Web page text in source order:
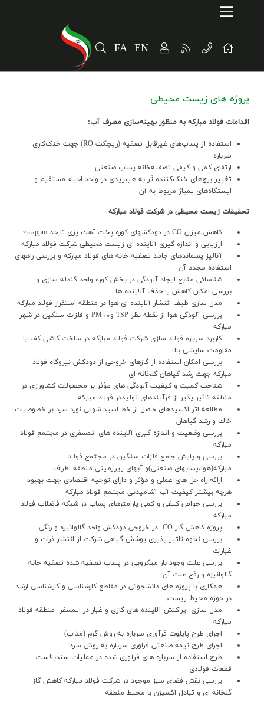
EN
FA
ارتباطات و توسعه برند سازمانی
پروژه های زیست محیطی
اقدامات فولاد مبارکه به منظور بهینه‌سازی مصرف آب:
استفاده از پساب‌های غیرقابل تصفیه (ریجکت RO) جهت خنک‌کاری
سرباره
ارتقای کمی و کیفی تصفیه‌خانه پساب صنعتی
تغییر برج‌های خنک‌کننده تَر به هیبریدی در واحد احیاء مستقیم و
ایستگاه‌های پمپاژ مربوط به آن
تحقيقات زيست محيطي در شرکت فولاد مبارکه
كاهش ميزان CO در دودكشهاي كوره پخت آهك پزي تا حد 200ppm
ارزيابي و اندازه گيري آلاينده اي زيست محيطي شركت فولاد مباركه
آناليز پسماندهاي جامد تصفيه خانه هاي فولاد مباركه و بررسي راههاي
استفاده مجدد آن
شناسائي منابع ايجاد آلودگي در بخش كوره واحد گندله سازي و
بررسي امكان كاهش يا حذف آلاينده ها
مدل سازي طيف انتشار آلاينده اي هوا در منطقه استقرار فولاد مباركه
بررسي آلودگي هوا از نقطه نظر TSP وPM10 و فلزات سنگين در شهر
مباركه
كاربرد سرباره فولاد سازي شركت فولاد مباركه در ساخت كاشي كف يا
مقاومت سايشي بالا
بررسي امكان استفاده از گازهاي خروجي از دودكش نيروگاه فولاد
مباركه جهت رشد گياهان گلخانه اي
شناخت كميت و كيفيت آلودگي هاي مؤثر بر محصولات كشاورزي در
منطقه تاثير پذير از فرآيندهاي توليددر فولاد مباركه
مطالعه اثر اكسيدهاي حاصل از خط اسيد شوئي نورد سرد بر خصوصيات
خاك و رشد گياهان
بررسي وضعيت و اندازه گيري آلاينده هاي اتمسفري در مجتمع فولاد
مباركه
بررسي و پايش جامع فلزات سنگين در مجتمع فولاد
مباركه(هوا،پسابهاي صنعتي)و آبهاي زيرزميني منطقه اطراف
ارائه راه حل هاي عملي و مؤثر و داراي توجيه اقتصادي جهت بهبود
هرچه بيشتر كيفيت آب آشاميدني مجتمع فولاد مباركه
بررسي خواص كيفي و كمي پارامترهاي پساب در شبكه فاضلاب فولاد
مباركه
پروژه کاهش گاز CO در خروجي دودکش واحد گالوانيزه و رنگي
بررسي نحوه تاثير پذيري پوشش گياهي شرکت از انتشار ذرات و
غبارات
بررسي علت وجود بار ميکروبي در پساب تصفيه شده تصفيه خانه
گالوانيزه و رفع علت آن
همکاري با پروژه هاي دانشجوئي در مقاطع کارشناسي و کارشناسي ارشد
در حوزه محيط زيست
مدل سازي پراکنش آلاينده هاي گازي و غبار در اتمسفر منطقه فولاد
مبارکه
اجراي طرح پايلوت فرآوري سرباره به روش گرم (مذاب)
اجراي طرح نيمه صنعتي فراوري سرباره به روش سرد
طرح استفاده از سرباره هاي فرآوري شده در عمليات سندبلاست
قطعات فولادي
بررسي نقش فضاي سبز موجود در شرکت فولاد مبارکه کاهش گاز
گلخانه اي و تبادل اکسيژن با محيط منطقه